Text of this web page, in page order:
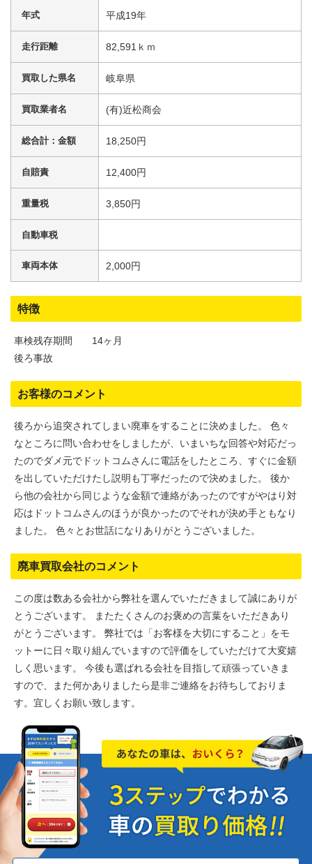
年式 平成19年
走行距離 82,591ｋｍ
買取した県名 岐阜県
買取業者名 (有)近松商会
総合計：金額 18,250円
自賠責 12,400円
重量税 3,850円
自動車税
車両本体 2,000円
特徴
車検残存期間 14ヶ月
後ろ事故
お客様のコメント
後ろから追突されてしまい廃車をすることに決めました。 色々
なところに問い合わせをしましたが、いまいちな回答や対応だっ
たのでダメ元でドットコムさんに電話をしたところ、すぐに金額
を出していただけたし説明も丁寧だったので決めました。 後か
ら他の会社から同じような金額で連絡があったのですがやはり対
応はドットコムさんのほうが良かったのでそれが決め手ともなり
ました。 色々とお世話になりありがとうございました。
廃車買取会社のコメント
この度は数ある会社から弊社を選んでいただきまして誠にありが
とうございます。 またたくさんのお褒めの言葉をいただきあり
がとうございます。 弊社では「お客様を大切にすること」をモ
ットーに日々取り組んでいますので評価をしていただけて大変嬉
しく思います。 今後も選ばれる会社を目指して頑張っていきま
すので、また何かありましたら是非ご連絡をお待ちしておりま
す。宜しくお願い致します。